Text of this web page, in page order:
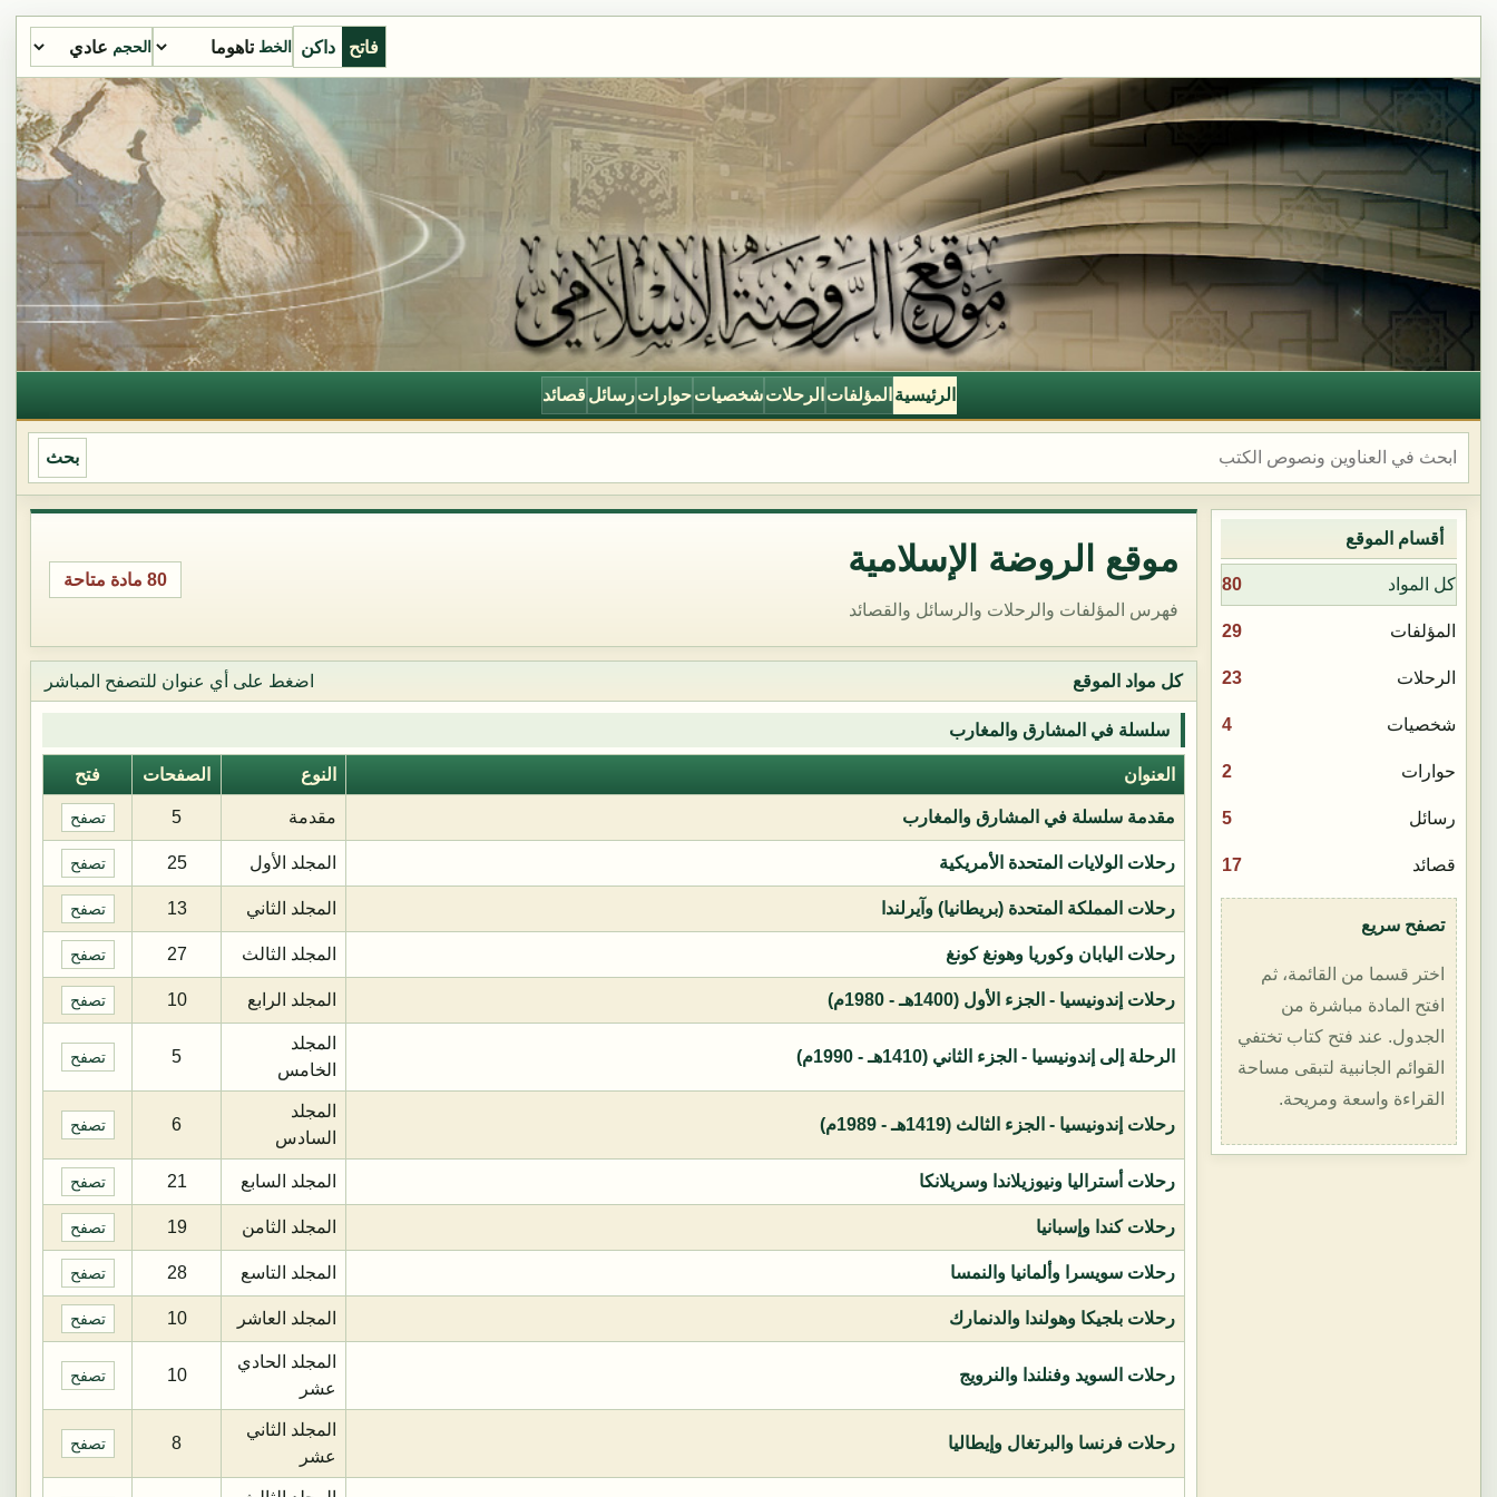
فاتح داكن الخط الحجم
الرئيسية المؤلفات الرحلات شخصيات حوارات رسائل قصائد
بحث
أقسام الموقع
كل المواد 80
المؤلفات 29
الرحلات 23
شخصيات 4
حوارات 2
رسائل 5
قصائد 17
تصفح سريع
اختر قسما من القائمة، ثم
افتح المادة مباشرة من
الجدول. عند فتح كتاب تختفي
القوائم الجانبية لتبقى مساحة
القراءة واسعة ومريحة.
موقع الروضة الإسلامية
فهرس المؤلفات والرحلات والرسائل والقصائد
80 مادة متاحة
كل مواد الموقع اضغط على أي عنوان للتصفح المباشر
سلسلة في المشارق والمغارب
العنوان النوع الصفحات فتح
مقدمة سلسلة في المشارق والمغارب مقدمة 5 تصفح
رحلات الولايات المتحدة الأمريكية المجلد الأول 25 تصفح
رحلات المملكة المتحدة (بريطانيا) وآيرلندا المجلد الثاني 13 تصفح
رحلات اليابان وكوريا وهونغ كونغ المجلد الثالث 27 تصفح
رحلات إندونيسيا - الجزء الأول (1400هـ - 1980م) المجلد الرابع 10 تصفح
الرحلة إلى إندونيسيا - الجزء الثاني (1410هـ - 1990م)
المجلد
الخامس
5 تصفح
رحلات إندونيسيا - الجزء الثالث (1419هـ - 1989م)
المجلد
السادس
6 تصفح
رحلات أستراليا ونيوزيلاندا وسريلانكا المجلد السابع 21 تصفح
رحلات كندا وإسبانيا المجلد الثامن 19 تصفح
رحلات سويسرا وألمانيا والنمسا المجلد التاسع 28 تصفح
رحلات بلجيكا وهولندا والدنمارك المجلد العاشر 10 تصفح
رحلات السويد وفنلندا والنرويج
المجلد الحادي
عشر
10 تصفح
رحلات فرنسا والبرتغال وإيطاليا
المجلد الثاني
عشر
8 تصفح